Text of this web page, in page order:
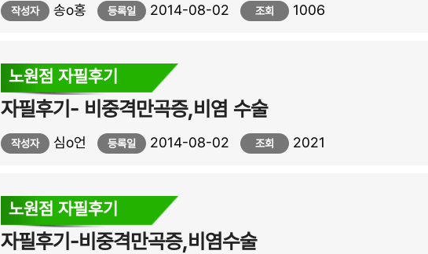
작성자 송o홍 등록일 2014-08-02 조회 1006
노원점 자필후기
자필후기- 비중격만곡증,비염 수술
작성자 심o언 등록일 2014-08-02 조회 2021
노원점 자필후기
자필후기-비중격만곡증,비염수술